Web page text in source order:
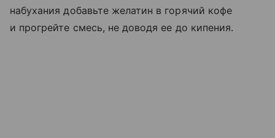
набухания добавьте желатин в горячий кофе
и прогрейте смесь, не доводя ее до кипения.